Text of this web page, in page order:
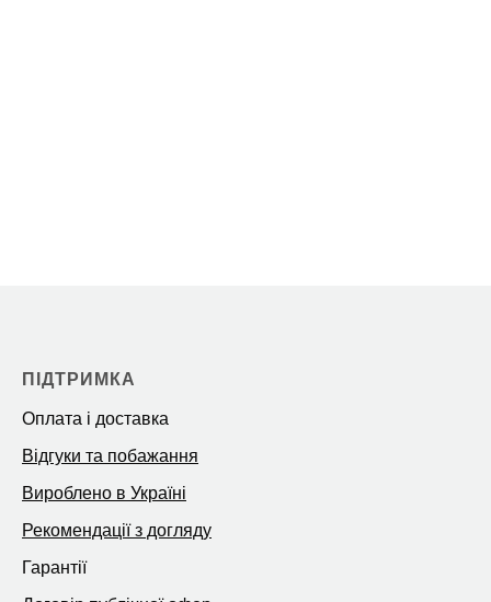
ПІДТРИМКА
Оплата і доставка
Відгуки та побажання
Вироблено в Україні
Рекомендації з догляду
Гарантії